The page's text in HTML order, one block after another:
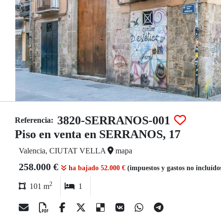
Referencia: 3820-SERRANOS-001
Piso en venta en SERRANOS, 17
Valencia, CIUTAT VELLA mapa
258.000 € ha bajado 52.000 € (impuestos y gastos no
101 m2 1